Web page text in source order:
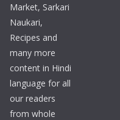
Market, Sarkari
Naukari,
Recipes and
many more
content in Hindi
language for all
our readers
from whole